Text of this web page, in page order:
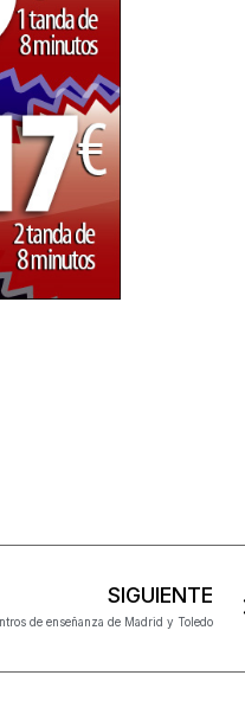
SIGUIENTE
de enseñanza de Madrid y Toledo